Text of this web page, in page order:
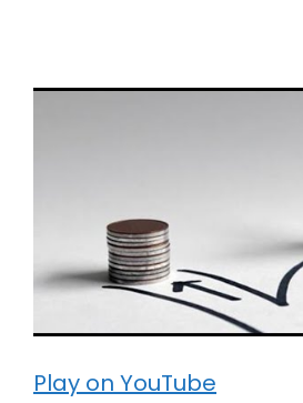
Play on YouTube